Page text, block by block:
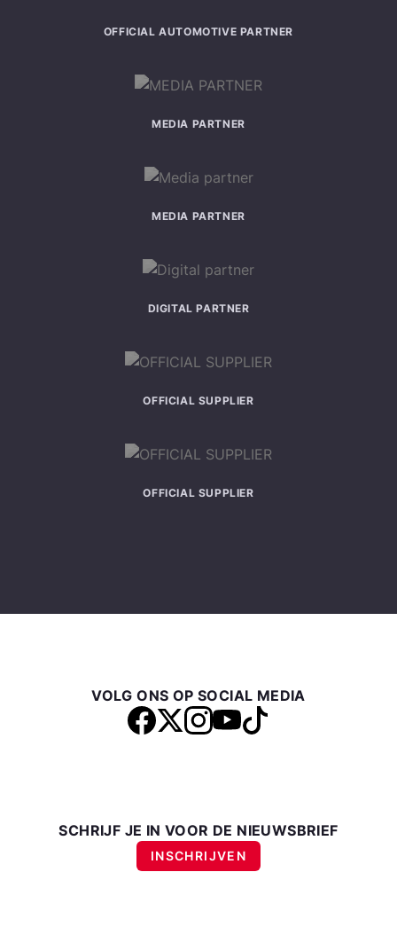
OFFICIAL AUTOMOTIVE PARTNER
MEDIA PARTNER
MEDIA PARTNER
DIGITAL PARTNER
OFFICIAL SUPPLIER
OFFICIAL SUPPLIER
VOLG ONS OP SOCIAL MEDIA
SCHRIJF JE IN VOOR DE NIEUWSBRIEF
INSCHRIJVEN